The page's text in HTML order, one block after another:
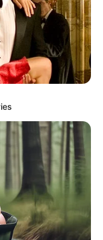
téma a magyar
kormányzati
eddig
politikai
helyzetekben